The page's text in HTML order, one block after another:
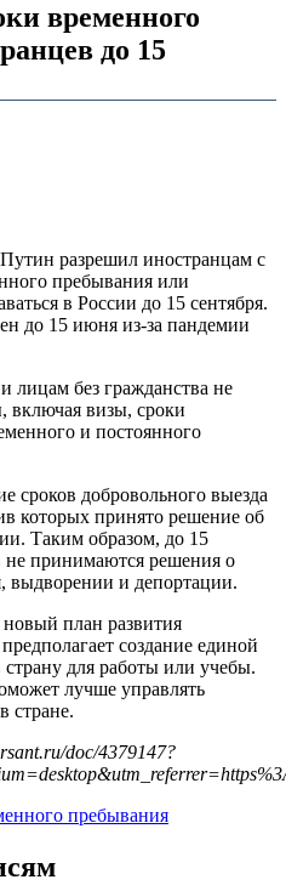
временного
до 15
разрешил иностранцам с
пребывания или
в России до 15 сентября.
до 15 июня из-за пандемии
лицам без гражданства не
включая визы, сроки
и постоянного
сроков добровольного выезда
которых принято решение об
Таким образом, до 15
не принимаются решения о
выдворении и депортации.
план развития
создание единой
для работы или учебы.
лучше управлять
стране.
doc/4379147?
пребывания